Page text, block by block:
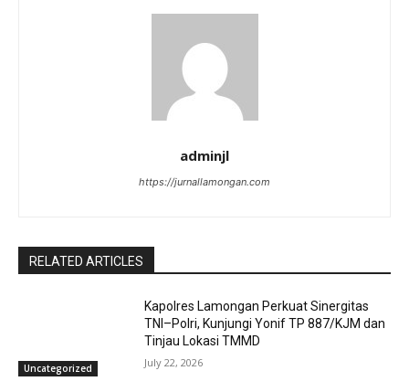
adminjl
https://jurnallamongan.com
RELATED ARTICLES
Uncategorized
Kapolres Lamongan Perkuat Sinergitas
TNI–Polri, Kunjungi Yonif TP 887/KJM dan
Tinjau Lokasi TMMD
July 22, 2026